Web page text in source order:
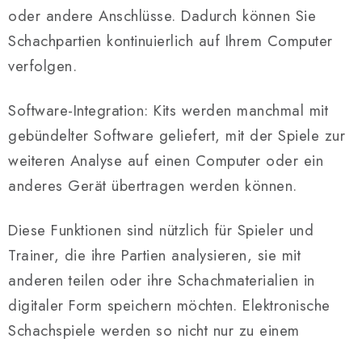
oder andere Anschlüsse. Dadurch können Sie
Schachpartien kontinuierlich auf Ihrem Computer
verfolgen.
Software-Integration: Kits werden manchmal mit
gebündelter Software geliefert, mit der Spiele zur
weiteren Analyse auf einen Computer oder ein
anderes Gerät übertragen werden können.
Diese Funktionen sind nützlich für Spieler und
Trainer, die ihre Partien analysieren, sie mit
anderen teilen oder ihre Schachmaterialien in
digitaler Form speichern möchten. Elektronische
Schachspiele werden so nicht nur zu einem